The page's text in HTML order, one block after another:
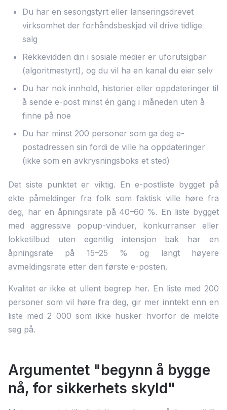
Du har en sesongstyrt eller lanseringsdrevet
virksomhet der forhåndsbeskjed vil drive tidlige
salg
Rekkevidden din i sosiale medier er uforutsigbar
(algoritmestyrt), og du vil ha en kanal du eier selv
Du har nok innhold, historier eller oppdateringer til
å sende e-post minst én gang i måneden uten å
finne på noe
Du har minst 200 personer som ga deg e-
postadressen sin fordi de ville ha oppdateringer
(ikke som en avkrysningsboks et sted)
Det siste punktet er viktig. En e-postliste bygget på
ekte påmeldinger fra folk som faktisk ville høre fra
deg, har en åpningsrate på 40–60 %. En liste bygget
med aggressive popup-vinduer, konkurranser eller
lokketilbud uten egentlig intensjon bak har en
åpningsrate på 15–25 % og langt høyere
avmeldingsrate etter den første e-posten.
Kvalitet er ikke et ullent begrep her. En liste med 200
personer som vil høre fra deg, gir mer inntekt enn en
liste med 2 000 som ikke husker hvorfor de meldte
seg på.
Argumentet "begynn å bygge
nå, for sikkerhets skyld"